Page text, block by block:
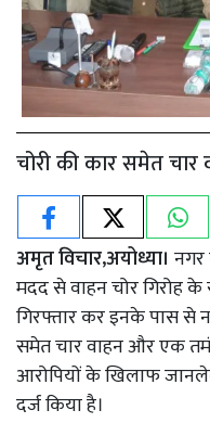
चोरी की कार समेत चार
अमृत विचार,अयोध्या। नगर
मदद से वाहन चोर गिरोह
गिरफ्तार कर इनके पास से
समेत चार वाहन और एक
आरोपियों के खिलाफ
दर्ज किया है।